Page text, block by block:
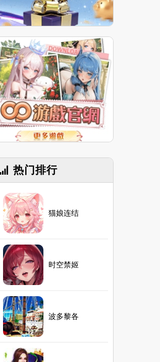
热门排行
猫娘连结
时空禁姬
波多黎各